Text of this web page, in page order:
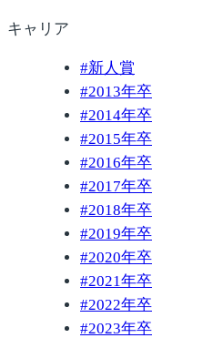
キャリア
#新人賞
#2013年卒
#2014年卒
#2015年卒
#2016年卒
#2017年卒
#2018年卒
#2019年卒
#2020年卒
#2021年卒
#2022年卒
#2023年卒